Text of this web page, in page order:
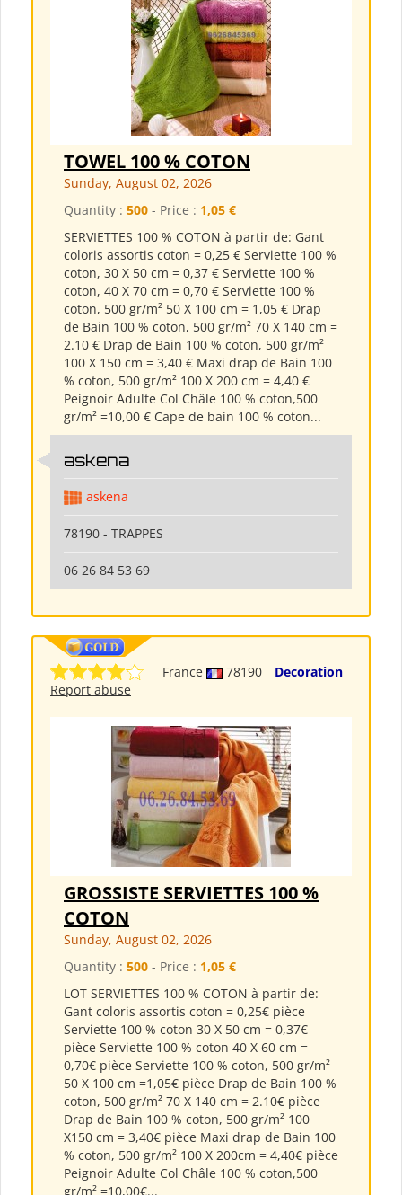
TOWEL 100 % COTON
Sunday, August 02, 2026
Quantity : 500 - Price : 1,05 €
SERVIETTES 100 % COTON à partir de: Gant
coloris assortis coton = 0,25 € Serviette 100 %
coton, 30 X 50 cm = 0,37 € Serviette 100 %
coton, 40 X 70 cm = 0,70 € Serviette 100 %
coton, 500 gr/m² 50 X 100 cm = 1,05 € Drap
de Bain 100 % coton, 500 gr/m² 70 X 140 cm =
2.10 € Drap de Bain 100 % coton, 500 gr/m²
100 X 150 cm = 3,40 € Maxi drap de Bain 100
% coton, 500 gr/m² 100 X 200 cm = 4,40 €
Peignoir Adulte Col Châle 100 % coton,500
gr/m² =10,00 € Cape de bain 100 % coton...
askena
askena
78190 - TRAPPES
06 26 84 53 69
France 78190
Decoration
Report abuse
GROSSISTE SERVIETTES 100 %
COTON
Sunday, August 02, 2026
Quantity : 500 - Price : 1,05 €
LOT SERVIETTES 100 % COTON à partir de:
Gant coloris assortis coton = 0,25€ pièce
Serviette 100 % coton 30 X 50 cm = 0,37€
pièce Serviette 100 % coton 40 X 60 cm =
0,70€ pièce Serviette 100 % coton, 500 gr/m²
50 X 100 cm =1,05€ pièce Drap de Bain 100 %
coton, 500 gr/m² 70 X 140 cm = 2.10€ pièce
Drap de Bain 100 % coton, 500 gr/m² 100
X150 cm = 3,40€ pièce Maxi drap de Bain 100
% coton, 500 gr/m² 100 X 200cm = 4,40€ pièce
Peignoir Adulte Col Châle 100 % coton,500
gr/m² =10,00€...